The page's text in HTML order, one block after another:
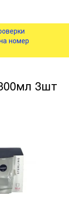
номер
3шт